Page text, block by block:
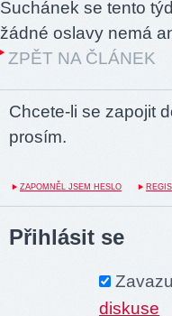
Suchánek se tento
žádné oslavy nemá
ZPĚT NA ČLÁNEK
Chcete-li se zapojit
prosím.
ZAPOMNĚL JSEM HESLO
Přihlásit se
diskuse